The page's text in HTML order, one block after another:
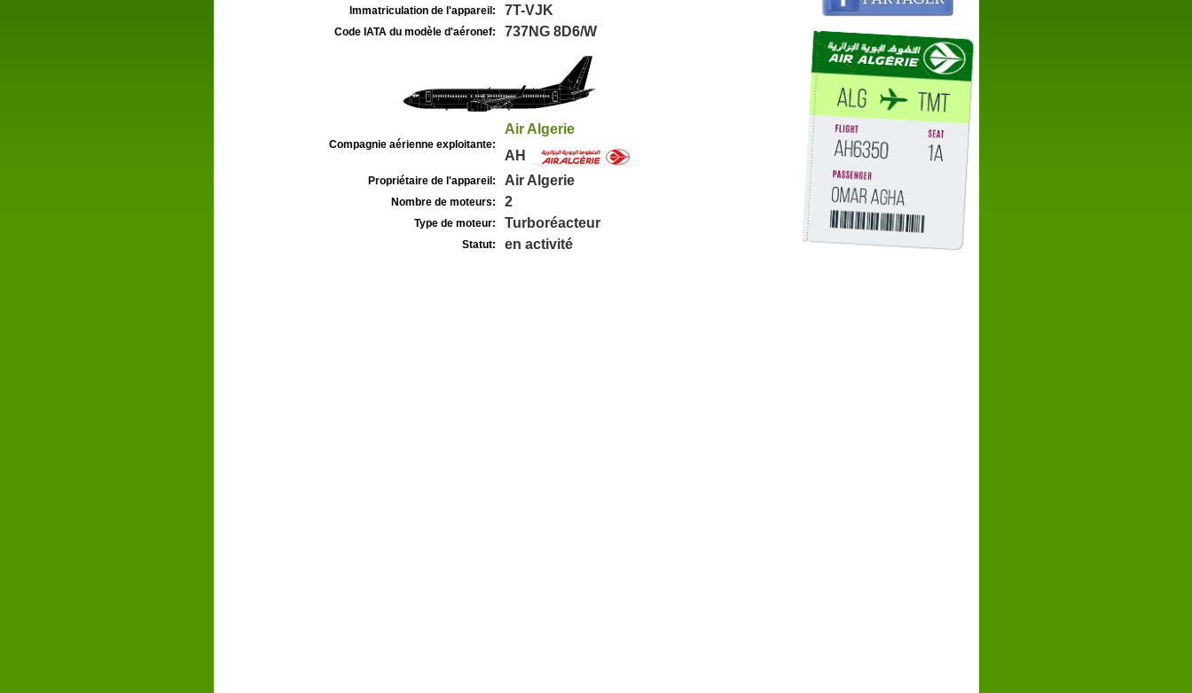
Immatriculation de l'appareil: 7T-VJK
Code IATA du modèle d'aéronef: 737NG 8D6/W
Compagnie aérienne exploitante:
Air Algerie
AH
Propriétaire de l'appareil: Air Algerie
Nombre de moteurs: 2
Type de moteur: Turboréacteur
Statut: en activité